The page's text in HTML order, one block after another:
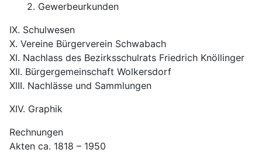
2. Gewerbeurkunden
IX. Schulwesen
X. Vereine Bürgerverein Schwabach
XI. Nachlass des Bezirksschulrats Friedrich Knöllinger
XII. Bürgergemeinschaft Wolkersdorf
XIII. Nachlässe und Sammlungen
XIV. Graphik
Rechnungen
Akten ca. 1818 – 1950